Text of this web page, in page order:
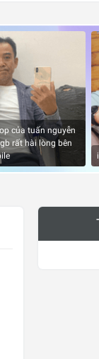
của tuấn nguyễn
rất hài lòng bên